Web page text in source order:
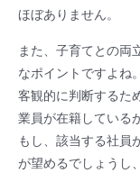
ほぼありません。
また、子育てとの両
なポイントですよね。
客観的に判断するた
業員が在籍している
もし、該当する社員
が望めるでしょうし